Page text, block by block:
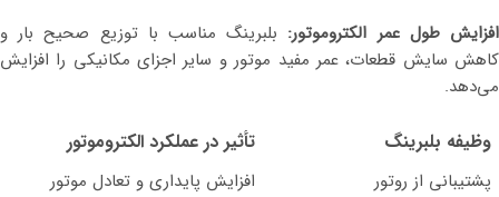
افزایش طول عمر الکتروموتور: بلبرینگ مناسب با توزیع صحیح بار و
کاهش سایش قطعات، عمر مفید موتور و سایر اجزای مکانیکی را افزایش
می‌دهد.
وظیفه بلبرینگ تأثیر در عملکرد الکتروموتور
پشتیبانی از روتور
افزایش پایداری و تعادل موتور